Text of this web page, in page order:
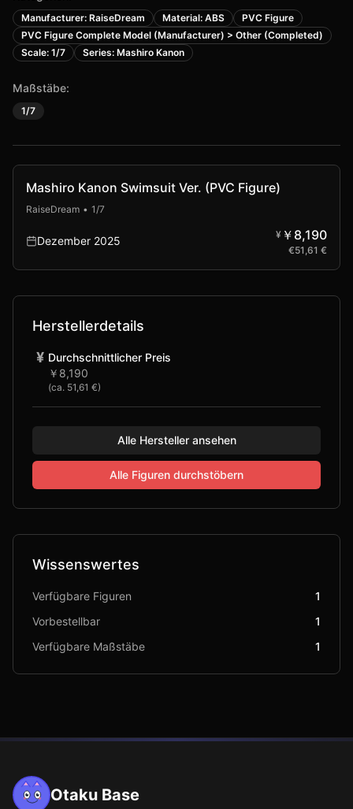
Manufacturer: RaiseDream Material: ABS
PVC Figure
PVC Figure Complete Model (Manufacturer) > Other (Completed)
Scale: 1/7
Series: Mashiro Kanon
Maßstäbe:
1/7
Vorbestellung
Mashiro Kanon Swimsuit Ver. (PVC Figure)
RaiseDream • 1/7
Dezember 2025 ¥ ￥8,190
€51,61 €
Herstellerdetails
¥ Durchschnittlicher Preis
￥8,190
(ca. 51,61 €)
Alle Hersteller ansehen
Alle Figuren durchstöbern
Wissenswertes
Verfügbare Figuren
1
Vorbestellbar
1
Verfügbare Maßstäbe
1
Otaku Base